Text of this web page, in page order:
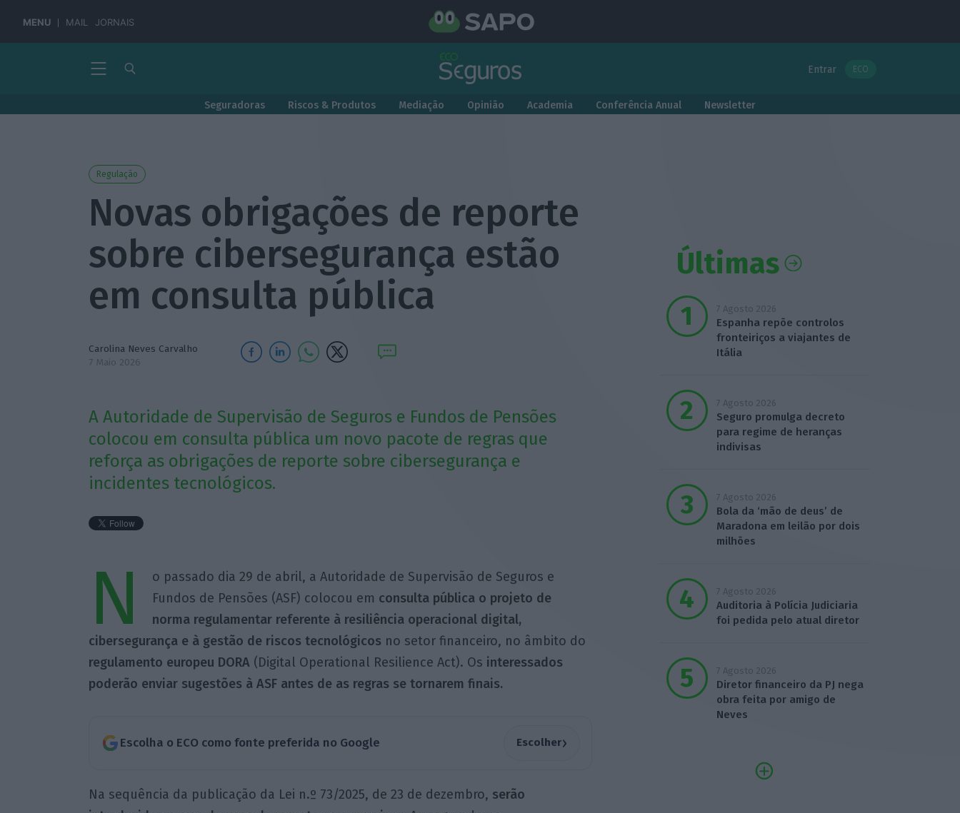
MENU MAIL JORNAIS
Entrar ECO
Seguradoras Riscos & Produtos Mediação Opinião Academia Conferência Anual Newsletter
Regulação
Novas obrigações de reporte
sobre cibersegurança estão
em consulta pública
Carolina Neves Carvalho
7 Maio 2026
A Autoridade de Supervisão de Seguros e Fundos de Pensões
colocou em consulta pública um novo pacote de regras que
reforça as obrigações de reporte sobre cibersegurança e
incidentes tecnológicos.
N
o passado dia 29 de abril, a Autoridade de Supervisão de Seguros e
Fundos de Pensões (ASF) colocou em consulta pública o projeto de
norma regulamentar referente à resiliência operacional digital,
cibersegurança e à gestão de riscos tecnológicos no setor financeiro, no âmbito do
regulamento europeu DORA (Digital Operational Resilience Act). Os interessados
poderão enviar sugestões à ASF antes de as regras se tornarem finais.
Escolha o ECO como fonte preferida no Google Escolher›
Na sequência da publicação da Lei n.º 73/2025, de 23 de dezembro, serão
Últimas
7 Agosto 2026
Espanha repõe controlos
fronteiriços a viajantes de
Itália
7 Agosto 2026
Seguro promulga decreto
para regime de heranças
indivisas
7 Agosto 2026
Bola da ‘mão de deus’ de
Maradona em leilão por dois
milhões
7 Agosto 2026
Auditoria à Polícia Judiciaria
foi pedida pelo atual diretor
7 Agosto 2026
Diretor financeiro da PJ nega
obra feita por amigo de
Neves